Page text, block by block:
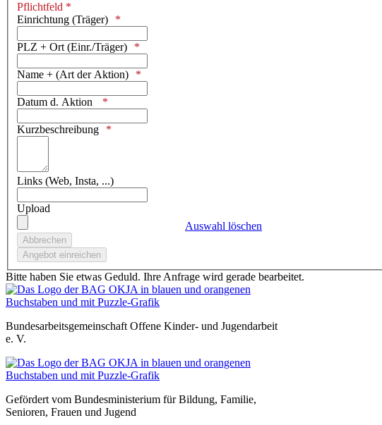
Pflichtfeld *
Einrichtung (Träger)
PLZ + Ort (Einr./Träger)
Name + (Art der Aktion)
Datum d. Aktion
Kurzbeschreibung
Links (Web, Insta, ...)
Upload
Auswahl löschen
Bitte haben Sie etwas Geduld. Ihre Anfrage wird gerade bearbeitet.
Bundesarbeitsgemeinschaft Offene Kinder- und Jugendarbeit
e. V.
Gefördert vom Bundesministerium für Bildung, Familie,
Senioren, Frauen und Jugend